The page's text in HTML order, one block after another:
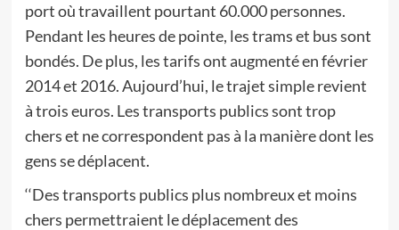
port où travaillent pourtant 60.000 personnes.
Pendant les heures de pointe, les trams et bus sont
bondés. De plus, les tarifs ont augmenté en février
2014 et 2016. Aujourd’hui, le trajet simple revient
à trois euros. Les transports publics sont trop
chers et ne correspondent pas à la manière dont les
gens se déplacent.
‘‘Des transports publics plus nombreux et moins
chers permettraient le déplacement des